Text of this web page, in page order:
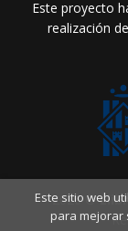
Este proyecto
realización
2026 ©
Este sitio web
para mejorar